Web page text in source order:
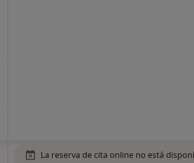
La reserva de cita online no está